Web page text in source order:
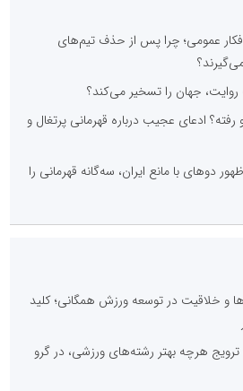
عمومی؛ چرا پس از حذف تیم‌های
روایت، جهان را تسخیر می‌کند؟
از قبل لو رفته؟ ادعای عجیب درباره قهرمانی پرتغال و
دوهای با مانع ایران، سه‌گانه قهرمانی را
و خلاقیت در توسعه ورزش همگانی؛ کلید
هرچه بهتر رشته‌های ورزشی، در گرو